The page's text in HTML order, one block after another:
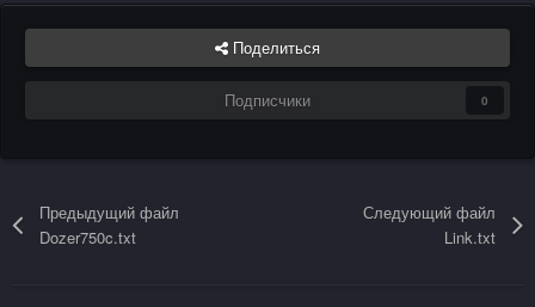
Поделиться
Подписчики 0
Предыдущий файл
Dozer750c.txt
Следующий файл
Link.txt